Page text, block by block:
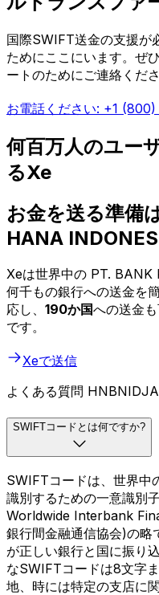
国際SWIFT送金の支援が
ためにここにいます。ぜ
ートのためにご連絡くだ
お電話ください: +1
何百万人のユー
るXe
お金を送る準備
HANA
Xeは世界中の PT.
何千もの銀行への送金を
応し、 190か国への送金
です。
Xeで送信
よくある質問
SWIFTコードとは何ですか?
SWIFTコードは、世界中
識別するための一意識別
Worldwide Interbank
銀行間金融通信協会)の略
が正しい銀行と国に振り
なSWIFTコードは8文字
地、時には特定の支店に